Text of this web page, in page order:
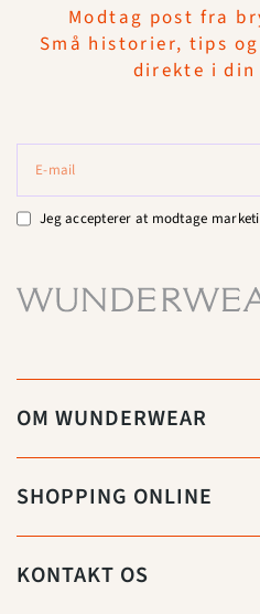
Modtag post fra
Små historier, tips
direkte i din
E-mail
Jeg accepterer at modtage
OM WUNDERWEAR
SHOPPING ONLINE
KONTAKT OS